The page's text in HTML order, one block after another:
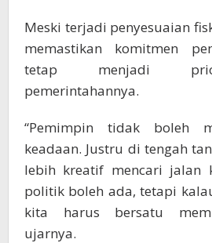
Meski terjadi penyesuaian
memastikan komitmen
tetap menjadi
pemerintahannya.
“Pemimpin tidak boleh
keadaan. Justru di tengah
lebih kreatif mencari jalan
politik boleh ada, tetapi
kita harus bersatu
ujarnya.